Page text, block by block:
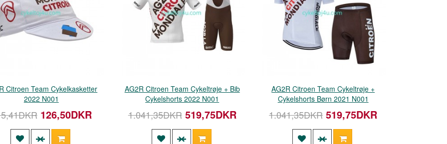
Citroen Team Cykelkasketter
2022 N001
126,50DKR
AG2R Citroen Team Cykeltrøje + Bib
Cykelshorts 2022 N001
1.041,35DKR 519,75DKR
AG2R Citroen Team Cykeltrøje +
Cykelshorts Børn 2021 N001
1.041,35DKR 519,75DKR